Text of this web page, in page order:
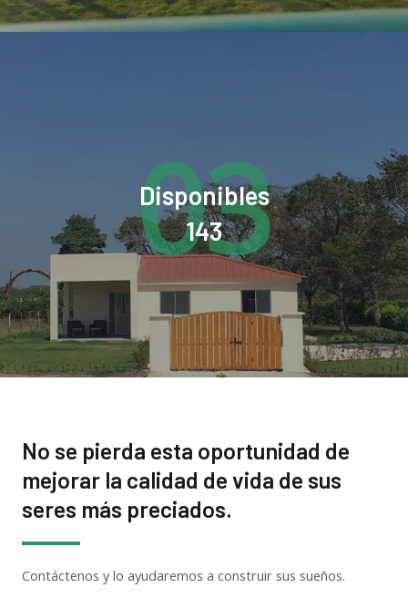
Disponibles
143
03
No se pierda esta oportunidad de
mejorar la calidad de vida de sus
seres más preciados.
Contáctenos y lo ayudaremos a construir sus sueños.